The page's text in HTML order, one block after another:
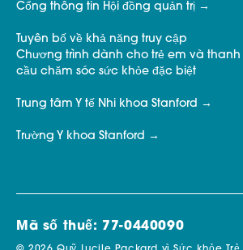
Cổng thông tin Hội đồng quản trị
Tuyên bố về khả năng truy cập
Chương trình dành cho trẻ em và
cầu chăm sóc sức khỏe đặc biệt
Trung tâm Y tế Nhi khoa Stanford
Trường Y khoa Stanford
Mã số thuế: 77-0440090